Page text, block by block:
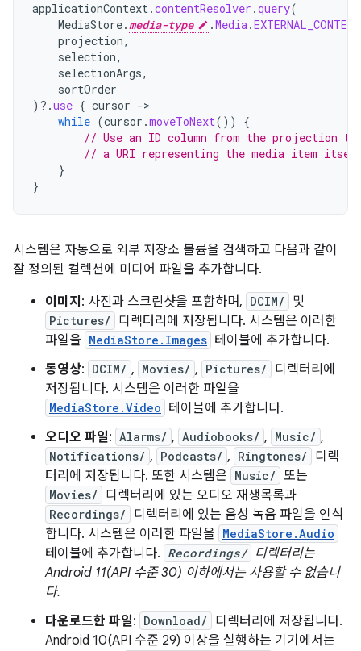
applicationContext.contentResolver .query(
MediaStore.media-type .Media.
projection,
selection,
selectionArgs,
sortOrder
) ?.use { cursor ->
while (cursor .moveToNext())
{
// Use an ID column from the projection to
// a URI representing the media item
}
}
시스템은 자동으로 외부 저장소 볼륨을 검색하고 다음과 같이
잘 정의된 컬렉션에 미디어 파일을 추가합니다.
이미지 : 사진과 스크린샷을 포함하며, DCIM/ 및
Pictures/
디렉터리에 저장됩니다. 시스템은 이러한
파일을 MediaStore.Images 테이블에 추가합니다.
동영상: DCIM/ , Movies/ , Pictures/
디렉터리에
저장됩니다. 시스템은 이러한 파일을
MediaStore.Video 테이블에 추가합니다.
오디오 파일: Alarms/ , Audiobooks/ , Music/ ,
Notifications/ , Podcasts/ , Ringtones/
디렉
터리에 저장됩니다. 또한 시스템은 Music/ 또는
Movies/ 디렉터리에 있는 오디오 재생목록과
Recordings/
디렉터리에 있는 음성 녹음 파일을 인식
합니다. 시스템은 이러한 파일을 MediaStore.Audio
테이블에 추가합니다. Recordings/ 디렉터리는
Android 11(API 수준 30) 이하에서는 사용할 수 없습니
다.
다운로드한 파일: Download/
디렉터리에 저장됩니다.
Android 10(API 수준 29) 이상을 실행하는 기기에서는